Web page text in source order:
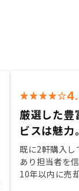
厳選した豊
ビスは魅力
既に2軒購入
あり担当者を
10年以内に売